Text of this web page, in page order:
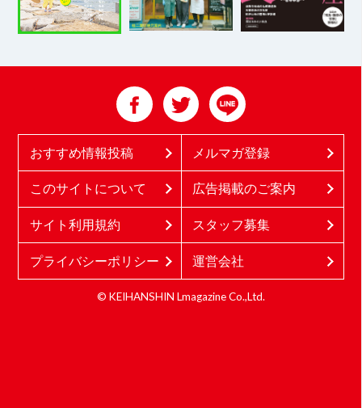
おすすめ情報投稿 メルマガ登録
このサイトについて 広告掲載のご案内
サイト利用規約 スタッフ募集
プライバシーポリシー 運営会社
© KEIHANSHIN Lmagazine Co.,Ltd.